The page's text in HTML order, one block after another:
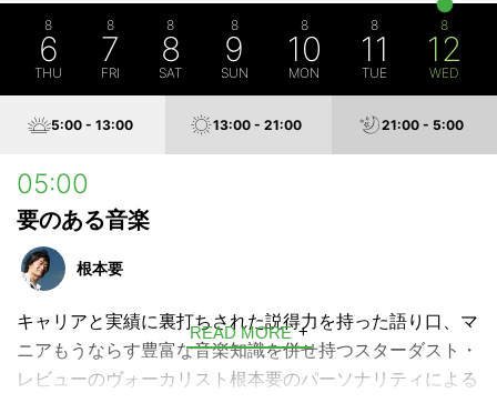
8
6
THU
8
7
FRI
8
8
SAT
8
9
SUN
8
10
MON
8
11
TUE
8
12
WED
5:00 - 13:00 13:00 - 21:00 21:00 - 5:00
05:00
要のある音楽
根本要
キャリアと実績に裏打ちされた説得力を持った語り口、マ
ニアもうならす豊富な音楽知識を併せ持つスターダスト・
レビューのヴォーカリスト根本要のパーソナリティによる
READ MORE